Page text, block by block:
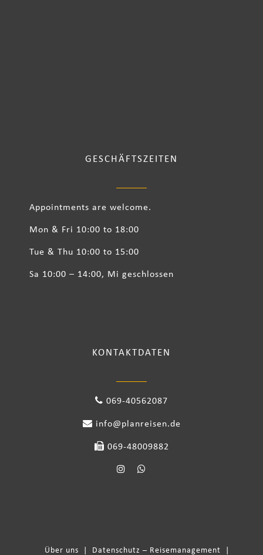
GESCHÄFTSZEITEN
Appointments are welcome.
Mon & Fri 10:00 to 18:00
Tue & Thu 10:00 to 15:00
Sa 10:00 – 14:00, Mi geschlossen
KONTAKTDATEN
069-40562087
info@planreisen.de
069-48009882
Über uns Datenschutz – Reisemanagement